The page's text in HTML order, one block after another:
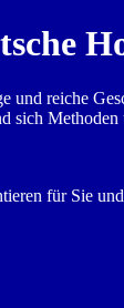
reiche
sich
für Sie